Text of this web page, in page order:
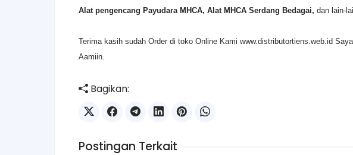
Alat pengencang Payudara MHCA, Alat MHCA Serdang Bedagai, dan lain-
Terima kasih sudah Order di toko Online Kami www.distributortiens.web.id
Aamiin.
Bagikan:
Postingan Terkait